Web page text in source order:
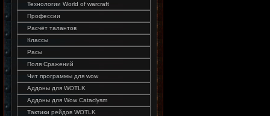
Технологии World of warcraft
Профессии
Расчёт талантов
Классы
Расы
Поля Сражений
Чит программы для wow
Аддоны для WOTLK
Аддоны для Wow Cataclysm
Тактики рейдов WOTLK